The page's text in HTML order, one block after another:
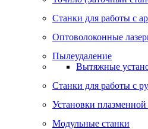
Станки для работы с
Оптоволоконные
Пылеудаление
Вытяжные
Станки для работы с
Установки плазменной
Модульные станки